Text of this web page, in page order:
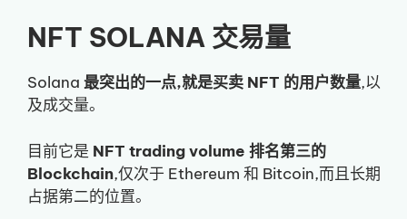
NFT SOLANA 交易量
Solana 最突出的一点,就是买卖 NFT 的用户数量,以
及成交量。
目前它是 NFT trading volume 排名第三的
Blockchain,仅次于 Ethereum 和 Bitcoin,而且长期
占据第二的位置。